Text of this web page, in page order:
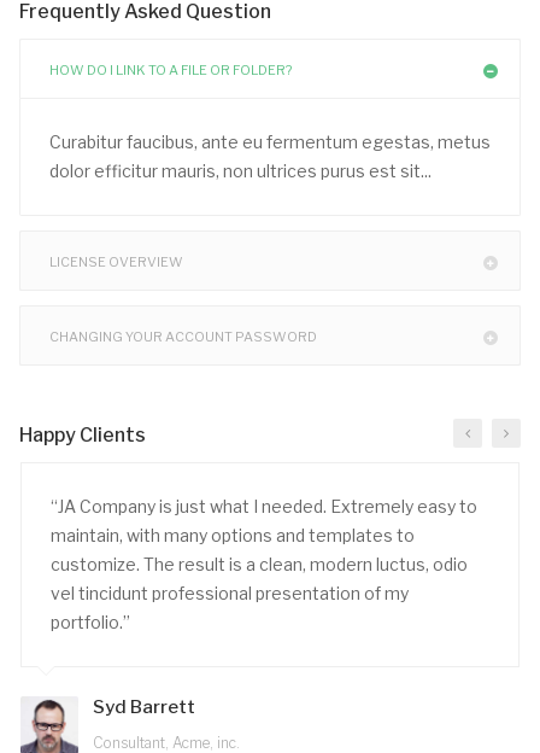
Frequently Asked Question
HOW DO I LINK TO A FILE OR FOLDER?
Curabitur faucibus, ante eu fermentum egestas, metus
dolor efficitur mauris, non ultrices purus est sit...
LICENSE OVERVIEW
CHANGING YOUR ACCOUNT PASSWORD
Happy Clients
“JA Company is just what I needed. Extremely easy to
maintain, with many options and templates to
customize. The result is a clean, modern luctus, odio
vel tincidunt professional presentation of my
portfolio.”
Syd Barrett
Consultant, Acme, inc.